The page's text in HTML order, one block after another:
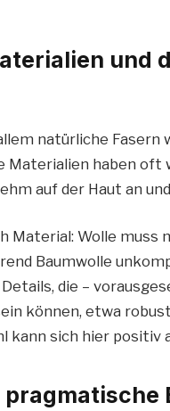
und
natürliche Fasern
Materialien haben oft
auf der Haut an
Material: Wolle muss
Baumwolle
die –
können, etwa
kann sich hier positiv